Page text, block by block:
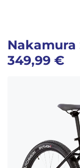
Nakamura
349,99 €